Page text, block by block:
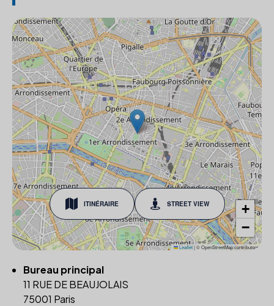
ITINÉRAIRE STREET VIEW
+
−
Leaflet|© OpenStreetMap contributors
Bureau principal
11 RUE DE BEAUJOLAIS
75001 Paris